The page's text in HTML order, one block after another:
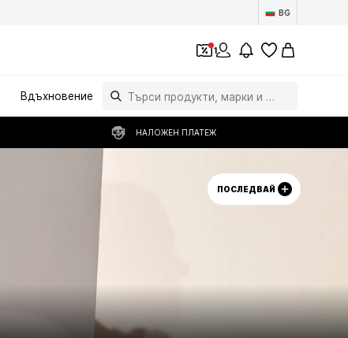
BG
1
Вдъхновение
НАЛОЖЕН ПЛАТЕЖ
ПОСЛЕДВАЙ